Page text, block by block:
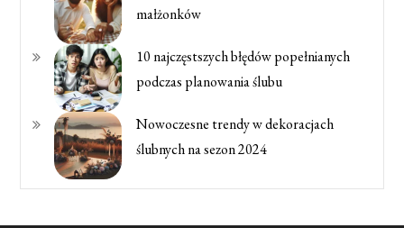
małżonków
10 najczęstszych błędów popełnianych
podczas planowania ślubu
Nowoczesne trendy w dekoracjach
ślubnych na sezon 2024